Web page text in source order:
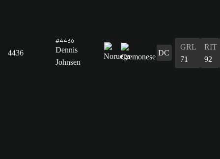
4436
#4436
Dennis
Johnsen
DC
GRL
71
RIT
92